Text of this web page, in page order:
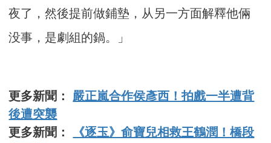
夜了，然後提前做鋪墊，从另一方面解釋他倆
没事，是劇組的鍋。」
更多新聞： 嚴正嵐合作侯彥西！拍戲一半遭背
後遭突襲
更多新聞：
《逐玉》俞寶兒相救王鶴潤！橋段